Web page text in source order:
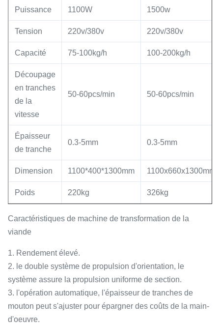
Puissance 1100W 1500w
Tension 220v/380v 220v/380v
Capacité 75-100kg/h 100-200kg/h
Découpage
en tranches
de la
vitesse
50-60pcs/min 50-60pcs/min
Épaisseur
de tranche
0.3-5mm 0.3-5mm
Dimension 1100*400*1300mm 1100x660x1300mm
Poids 220kg 326kg
Caractéristiques de machine de transformation de la
viande
1. Rendement élevé.
2. le double système de propulsion d'orientation, le
système assure la propulsion uniforme de section.
3. l'opération automatique, l'épaisseur de tranches de
mouton peut s'ajuster pour épargner des coûts de la main-
d'oeuvre.